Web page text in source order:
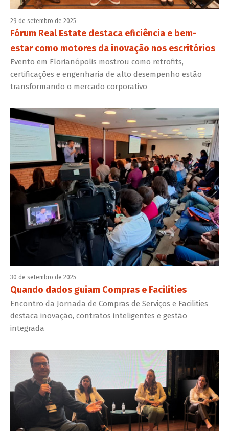
29 de setembro de 2025
Fórum Real Estate destaca eficiência e bem-
estar como motores da inovação nos escritórios
Evento em Florianópolis mostrou como retrofits,
certificações e engenharia de alto desempenho estão
transformando o mercado corporativo
30 de setembro de 2025
Quando dados guiam Compras e Facilities
Encontro da Jornada de Compras de Serviços e Facilities
destaca inovação, contratos inteligentes e gestão
integrada